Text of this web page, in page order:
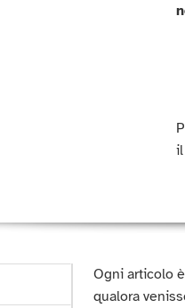
Ogni articolo
qualora